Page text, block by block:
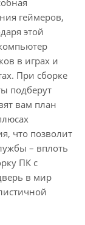
геймеров,
этой
в играх и
При сборке
подберут
вам план
что позволит
– вплоть
ПК с
в мир